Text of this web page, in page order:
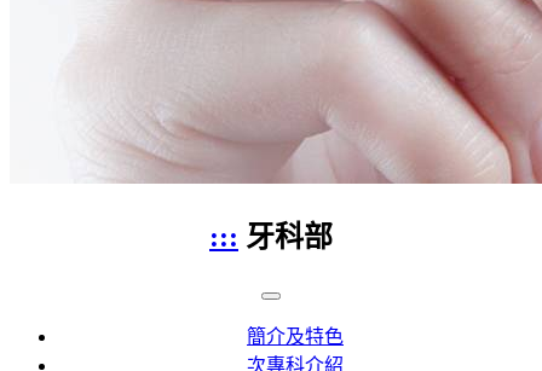
::: 牙科部
簡介及特色
次專科介紹